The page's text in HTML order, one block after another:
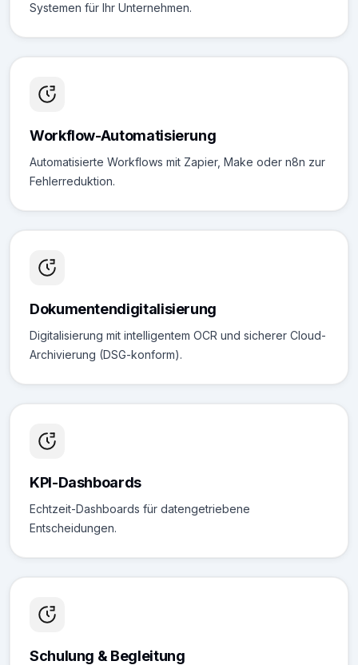
Systemen für Ihr Unternehmen.
Workflow-Automatisierung
Automatisierte Workflows mit Zapier, Make oder n8n zur
Fehlerreduktion.
Dokumentendigitalisierung
Digitalisierung mit intelligentem OCR und sicherer Cloud-
Archivierung (DSG-konform).
KPI-Dashboards
Echtzeit-Dashboards für datengetriebene
Entscheidungen.
Schulung & Begleitung